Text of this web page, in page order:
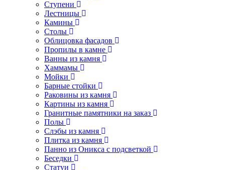
Ступени
Лестницы
Камины
Столы
Облицовка фасадов
Пропилы в камне
Ванны из камня
Хаммамы
Мойки
Барные стойки
Раковины из камня
Картины из камня
Гранитные памятники на заказ
Полы
Слэбы из камня
Плитка из камня
Панно из Оникса с подсветкой
Беседки
Статуи